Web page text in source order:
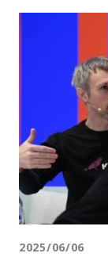
2025/06/06